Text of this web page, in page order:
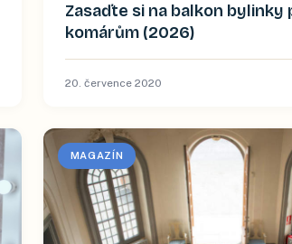
Zasaďte si na balkon bylinky
komárům (2026)
20. července 2020
MAGAZÍN